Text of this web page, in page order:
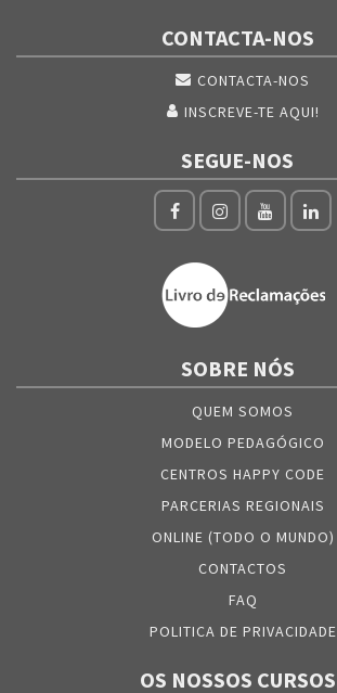
CONTACTA-NOS
CONTACTA-NOS
INSCREVE-TE AQUI!
SEGUE-NOS
SOBRE NÓS
QUEM SOMOS
MODELO PEDAGÓGICO
CENTROS HAPPY CODE
PARCERIAS REGIONAIS
ONLINE (TODO O MUNDO)
CONTACTOS
FAQ
POLITICA DE PRIVACIDADE
OS NOSSOS CURSOS